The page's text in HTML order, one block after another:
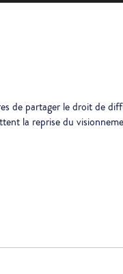
de partager le droit de
la reprise du